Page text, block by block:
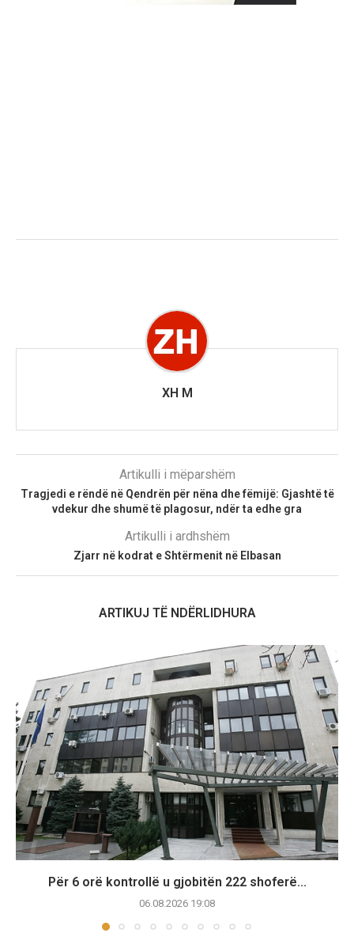
XH M
Artikulli i mëparshëm
Tragjedi e rëndë në Qendrën për nëna dhe fëmijë: Gjashtë të
vdekur dhe shumë të plagosur, ndër ta edhe gra
Artikulli i ardhshëm
Zjarr në kodrat e Shtërmenit në Elbasan
ARTIKUJ TË NDËRLIDHURA
Për 6 orë kontrollë u gjobitën 222 shoferë...
06.08.2026 19:08